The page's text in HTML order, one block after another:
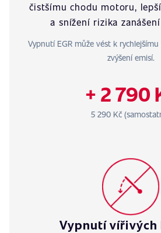
čistšímu chodu motoru,
a snížení rizika
Vypnutí EGR může vést k
zvýšení emisí.
+ 2 790
5 290 Kč
Vypnutí vířivých